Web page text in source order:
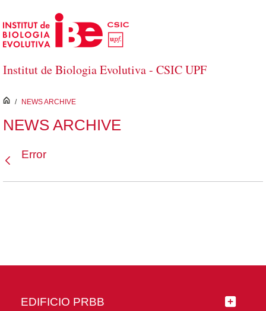
Saltar al contenido principal
Institut de Biologia Evolutiva - CSIC UPF
inici
/ NEWS ARCHIVE
NEWS ARCHIVE
Error
EDIFICIO PRBB